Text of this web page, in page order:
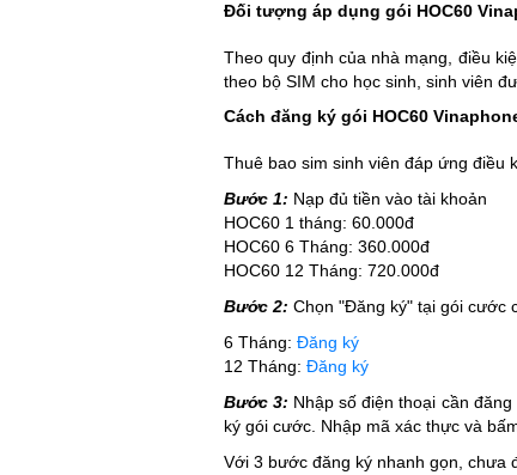
Đối tượng áp dụng gói HOC60
Theo quy định của nhà mạng, điều
theo bộ SIM cho học sinh, sinh viên
Cách đăng ký gói HOC60
Thuê bao sim sinh viên đáp ứng điều
Bước 1: Nạp đủ tiền vào tài khoản
HOC60 1 tháng: 60.000đ
HOC60 6 Tháng: 360.000đ
HOC60 12 Tháng: 720.000đ
Bước 2: Chọn "Đăng ký" tại gói cước
6 Tháng: Đăng ký
12 Tháng: Đăng ký
Bước 3: Nhập số điện thoại cần
ký gói cước. Nhập mã xác thực và
Với 3 bước đăng ký nhanh gọn, chưa